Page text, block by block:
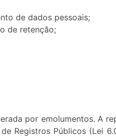
de dados pessoais;
de retenção;
por emolumentos. A
Registros Públicos (Lei